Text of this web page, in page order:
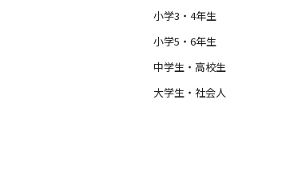
小学3・4年生
小学5・6年生
中学生・高校生
大学生・社会人